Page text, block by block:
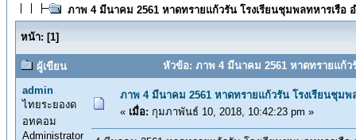
ภาพ 4 มีนาคม 2561 หาดทรายแก้วรัน โรงเรียนชุมพลทหารเรือ
หน้า: [1]
ผู้เขียน หัวข้อ: ภาพ 4 มีนาคม 2561 หาดทรายแก้ว
admin
ไทยระยองด
อทคอม
Administrator
ภาพ 4 มีนาคม 2561 หาดทรายแก้วรัน โรงเรียนชุมพ
« เมื่อ: กุมภาพันธ์ 10, 2018, 10:42:23 pm »